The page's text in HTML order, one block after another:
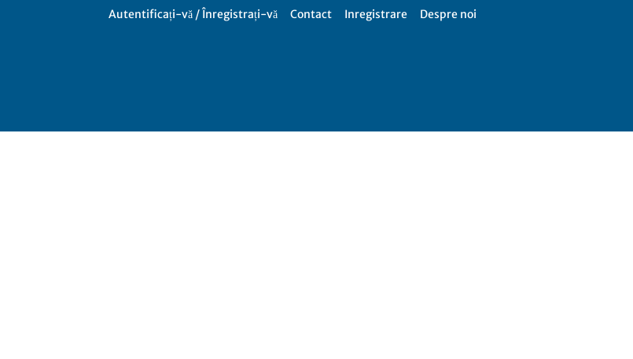
Autentificați-vă / Înregistrați-vă Contact Inregistrare Despre noi
Firme